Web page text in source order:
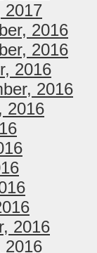
2017
2016
2016
2016
2016
2016
2016
2016